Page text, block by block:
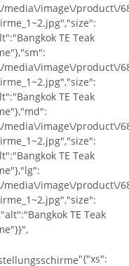
image\/product\/
TE Teak
image\/product\/
TE Teak
image\/product\/
TE Teak
image\/product\/
TE Teak
"{"xs":